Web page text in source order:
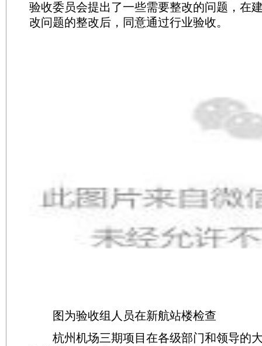
验收委员会提出了一些需要整改的问题，在
改问题的整改后，同意通过行业验收。
图为验收组人员在新航站楼检查
杭州机场三期项目在各级部门和领导的